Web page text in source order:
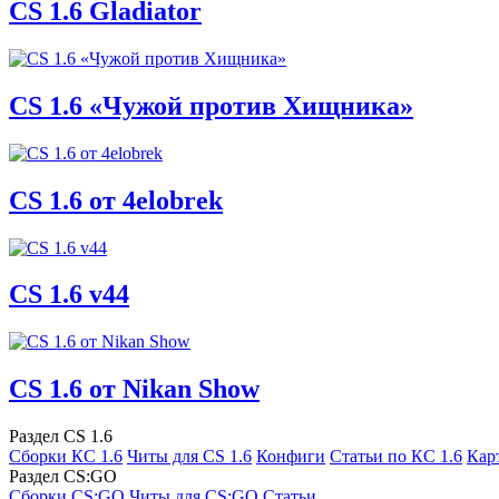
CS 1.6 Gladiator
CS 1.6 «Чужой против Хищника»
CS 1.6 от 4elobrek
CS 1.6 v44
CS 1.6 от Nikan Show
Раздел CS 1.6
Сборки КС 1.6 Читы для CS 1.6 Конфиги Статьи по КС 1.6
Раздел CS:GO